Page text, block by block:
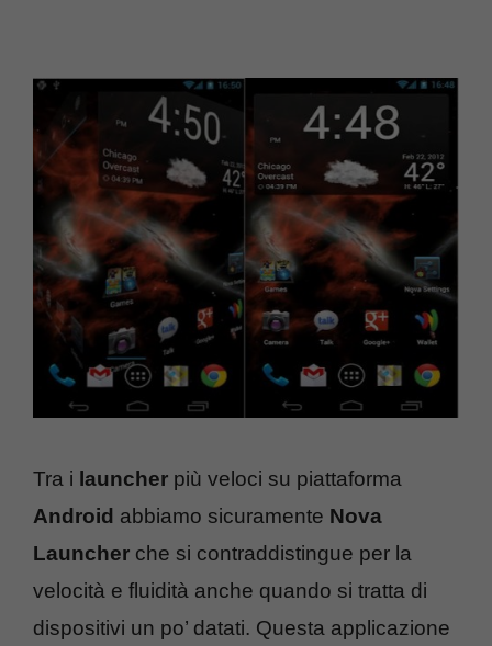
Tra i launcher più veloci su piattaforma
Android abbiamo sicuramente Nova
Launcher che si contraddistingue per la
velocità e fluidità anche quando si tratta di
dispositivi un po’ datati. Questa applicazione